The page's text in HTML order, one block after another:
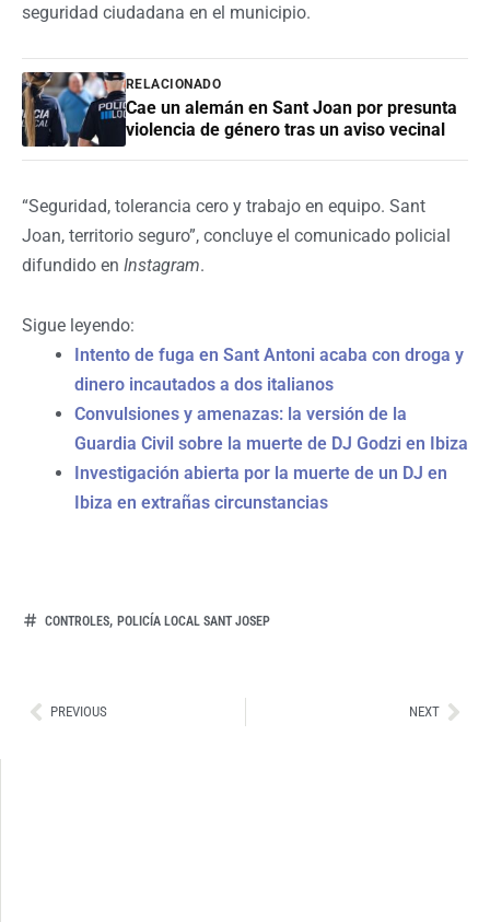
seguridad ciudadana en el municipio.
RELACIONADO
Cae un alemán en Sant Joan por presunta
violencia de género tras un aviso vecinal
“Seguridad, tolerancia cero y trabajo en equipo. Sant
Joan, territorio seguro”, concluye el comunicado policial
difundido en Instagram.
Sigue leyendo:
Intento de fuga en Sant Antoni acaba con droga y
dinero incautados a dos italianos
Convulsiones y amenazas: la versión de la
Guardia Civil sobre la muerte de DJ Godzi en Ibiza
Investigación abierta por la muerte de un DJ en
Ibiza en extrañas circunstancias
CONTROLES, POLICÍA LOCAL SANT JOSEP
AntPREVIOUS NEXT